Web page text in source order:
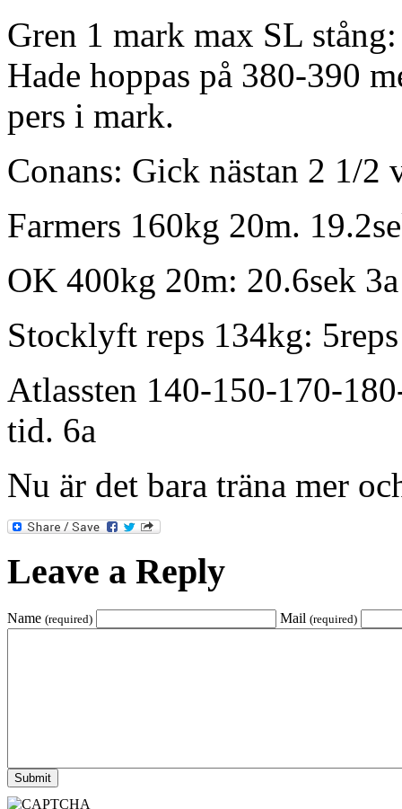
Gren 1 mark max SL
Hade hoppas på 380-390
pers i mark.
Conans: Gick nästan 2 1/2
Farmers 160kg 20m.
OK 400kg 20m: 20.6sek 3a
Stocklyft reps 134kg:
Atlassten 140-150-170-
tid. 6a
Nu är det bara träna mer
Leave a Reply
Name (required) Mail (required)